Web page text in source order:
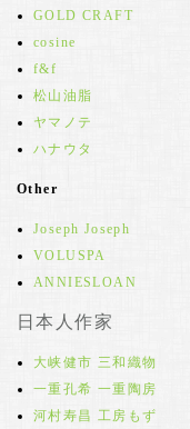
GOLD CRAFT
cosine
f&f
松山油脂
ヤマノテ
ハナウタ
Other
Joseph Joseph
VOLUSPA
ANNIESLOAN
日本人作家
大峡健市 三和織物
一重孔希 一重陶房
河村寿昌 工房もず